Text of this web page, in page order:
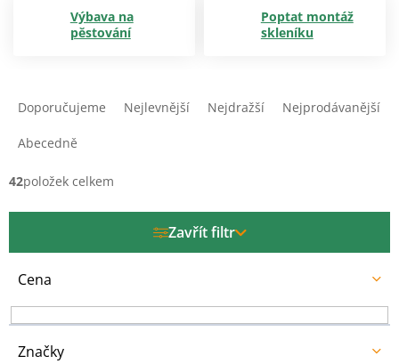
Výbava na
pěstování
Poptat montáž
skleníku
í
k
t
Doporučujeme Nejlevnější Nejdražší Nejprodávanější
Abecedně
42položek celkem
Zavřít filtr
Cena
Značky